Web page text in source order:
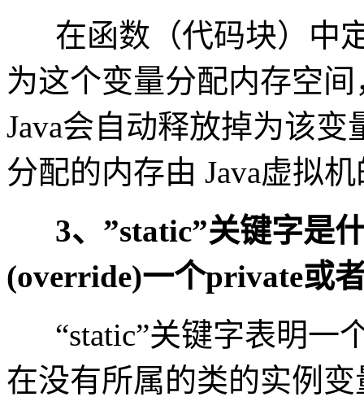
在函数（代码块）中
为这个变量分配内存空
Java会自动释放掉为该
分配的内存由 Java虚拟
3、”static”关键字是
(override)一个private或
“static”关键字表明一
在没有所属的类的实例